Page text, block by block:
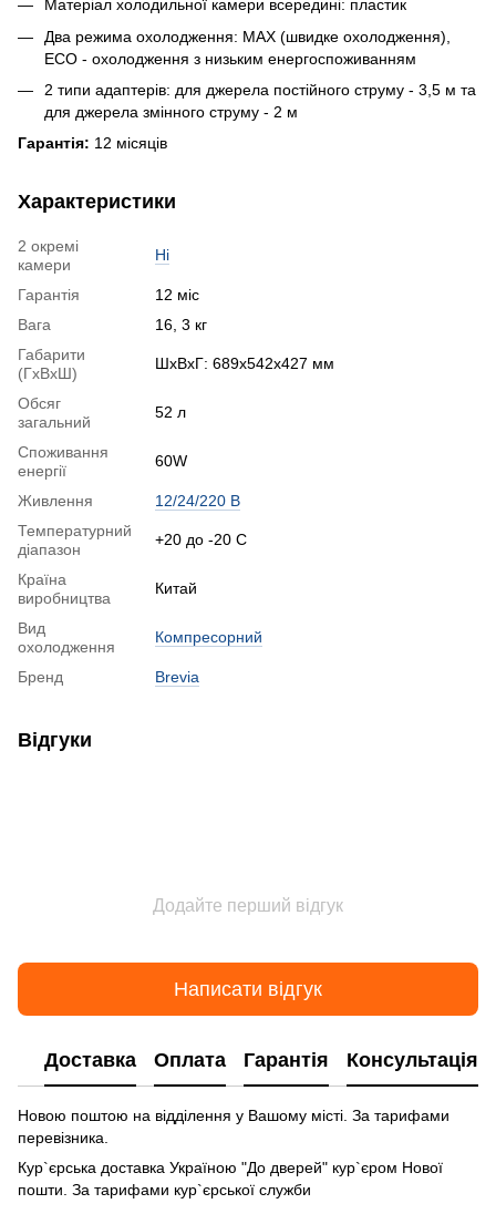
Матеріал холодильної камери всередині: пластик
Два режима охолодження: MAX (швидке охолодження),
ECO - охолодження з низьким енергоспоживанням
2 типи адаптерів: для джерела постійного струму - 3,5 м та
для джерела змінного струму - 2 м
Гарантія: 12 місяців
Характеристики
2 окремі
камери
Ні
Гарантія
12 міс
Вага
16, 3 кг
Габарити
(ГхВхШ)
ШхВхГ: 689x542x427 мм
Обсяг
загальний
52 л
Споживання
енергії
60W
Живлення
12/24/220 В
Температурний
діапазон
+20 до -20 С
Країна
виробництва
Китай
Вид
охолодження
Компресорний
Бренд Brevia
Відгуки
Додайте перший відгук
Написати відгук
Доставка Оплата Гарантія Консультація
Новою поштою на відділення у Вашому місті. За тарифами
перевізника.
Кур`єрська доставка Україною "До дверей" кур`єром Нової
пошти. За тарифами кур`єрської служби